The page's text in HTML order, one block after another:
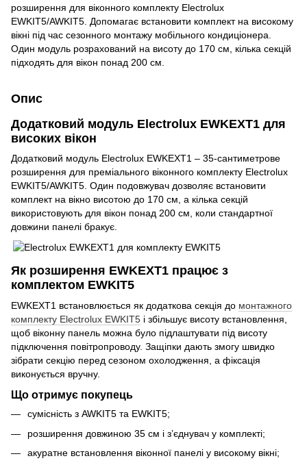
розширення для віконного комплекту Electrolux
EWKIT5/AWKIT5. Допомагає встановити комплект на високому
вікні під час сезонного монтажу мобільного кондиціонера.
Один модуль розрахований на висоту до 170 см, кілька секцій
підходять для вікон понад 200 см.
Опис
Додатковий модуль Electrolux EWKEXT1 для
високих вікон
Додатковий модуль Electrolux EWKEXT1 – 35-сантиметрове
розширення для преміального віконного комплекту Electrolux
EWKIT5/AWKIT5. Один подовжувач дозволяє встановити
комплект на вікно висотою до 170 см, а кілька секцій
використовують для вікон понад 200 см, коли стандартної
довжини панелі бракує.
Як розширення EWKEXT1 працює з
комплектом EWKIT5
EWKEXT1 встановлюється як додаткова секція до монтажного
комплекту Electrolux EWKIT5 і збільшує висоту встановлення,
щоб віконну панель можна було підлаштувати під висоту
підключення повітропроводу. Защіпки дають змогу швидко
зібрати секцію перед сезоном охолодження, а фіксація
виконується вручну.
Що отримує покупець
сумісність з AWKIT5 та EWKIT5;
розширення довжиною 35 см і з’єднувач у комплекті;
акуратне встановлення віконної панелі у високому вікні;